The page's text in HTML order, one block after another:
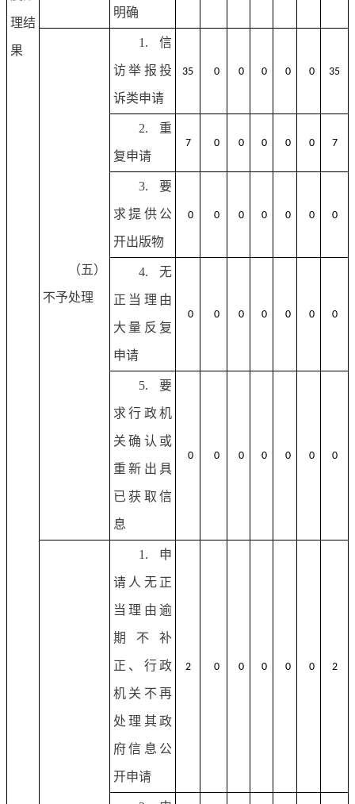
理结
果
明确
（五）
不予处理
1.信
访举报投
诉类申请
35 0 0 0 0 0 35
2.重
复申请
7 0 0 0 0 0 7
3.要
求提供公
开出版物
0 0 0 0 0 0 0
4.无
正当理由
大量反复
申请
0 0 0 0 0 0 0
5.要
求行政机
关确认或
重新出具
已获取信
息
0 0 0 0 0 0 0
1.申
请人无正
当理由逾
期不补
正、行政
机关不再
处理其政
府信息公
开申请
2 0 0 0 0 0 2